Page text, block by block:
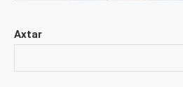
Axtar